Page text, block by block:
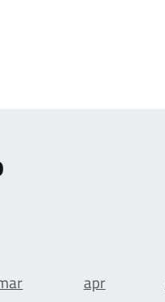
apr